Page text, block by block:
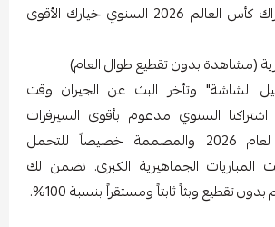
مميزات تجعل اشتراك كأس العالم 2026 السنوي خيارك الأقوى
الشاشة" وتأخر البث عن الجيران وقت
السنوي مدعوم بأقوى السيرفرات
العالمية المحدثة لعام 2026 والمصممة خصيصاً للتحمل
المباريات الجماهيرية الكبرى. نضمن لك
بدونتقطيع وبثاً ثابتاً ومستقراً بنسبة 100%.